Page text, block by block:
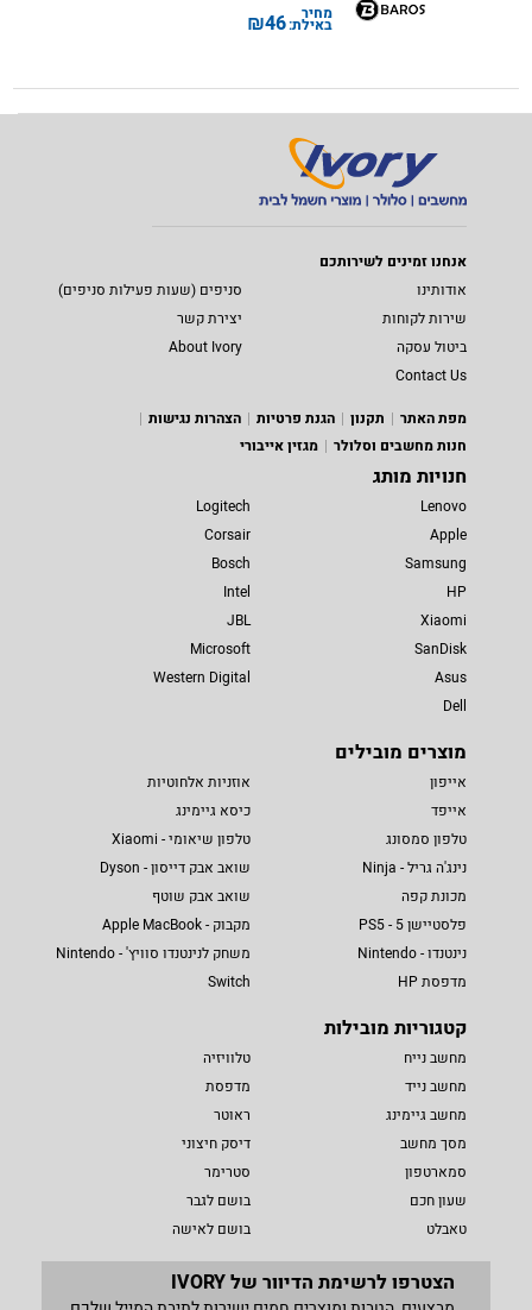
מחיר
באילת:46
₪
אנחנו זמינים לשירותכם
אודותינו
סניפים (שעות פעילות סניפים)
שירות לקוחות
יצירת קשר
ביטול עסקה
About Ivory
Contact Us
מפת האתר
תקנון הגנת פרטיות
הצהרות נגישות
חנות מחשבים וסלולר
מגזין אייבורי
חנויות מותג
Lenovo
Apple
Samsung
HP
Xiaomi
SanDisk
Asus
Dell
Logitech
Corsair
Bosch
Intel
JBL
Microsoft
Western Digital
מוצרים מובילים
אייפון
אייפד
טלפון סמסונג
נינג'ה גריל - Ninja
מכונת קפה
פלסטיישן 5 - PS5
נינטנדו - Nintendo
מדפסת HP
אוזניות אלחוטיות
כיסא גיימינג
טלפון שיאומי - Xiaomi
שואב אבק דייסון - Dyson
שואב אבק שוטף
מקבוק - Apple MacBook
משחק לנינטנדו סוויץ' - Nintendo
Switch
קטגוריות מובילות
מחשב נייח
מחשב נייד
מחשב גיימינג
מסך מחשב
סמארטפון
שעון חכם
טאבלט
טלוויזיה
מדפסת
ראוטר
דיסק חיצוני
סטרימר
בושם לגבר
בושם לאישה
הצטרפו לרשימת הדיוור של IVORY